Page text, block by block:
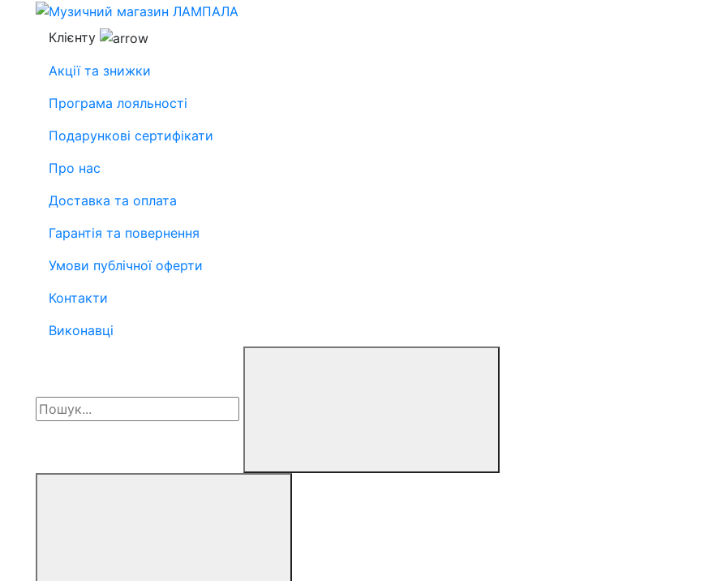
Клієнту
Акції та знижки
Програма лояльності
Подарункові сертифікати
Про нас
Доставка та оплата
Гарантія та повернення
Умови публічної оферти
Контакти
Виконавці